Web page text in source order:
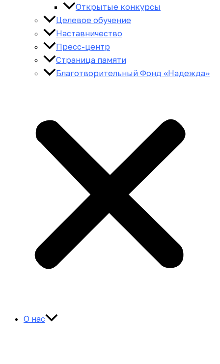
Открытые конкурсы
Целевое обучение
Наставничество
Пресс-центр
Страница памяти
Благотворительный Фонд «Надежда»
О нас